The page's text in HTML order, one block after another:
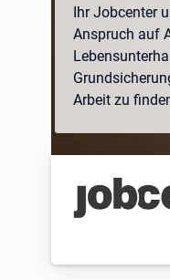
Ihr Jobcenter
Anspruch auf
Arbeit zu